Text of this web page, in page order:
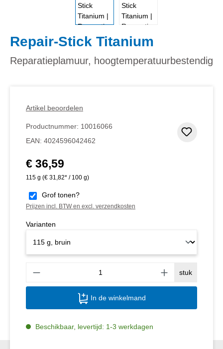
Repair-Stick Titanium
Reparatieplamuur, hoogtemperatuurbestendig
Artikel beoordelen
Productnummer: 10016066
EAN: 4024596042462
Normale prijs:
€ 36,59
115 g (€ 31,82* / 100 g)
Grof tonen?
Prijzen incl. BTW en excl. verzendkosten
Varianten
stuk
In de winkelmand
Beschikbaar, levertijd: 1-3 werkdagen